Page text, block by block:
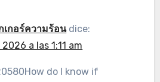
เกอร์ความร้อน dice:
a las 1:11 am
do I know if